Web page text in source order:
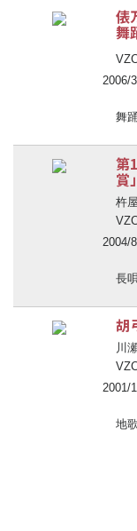
俵
舞
2006/
舞
第
賞
杵
2004/
長唄
胡
川
2001/
地